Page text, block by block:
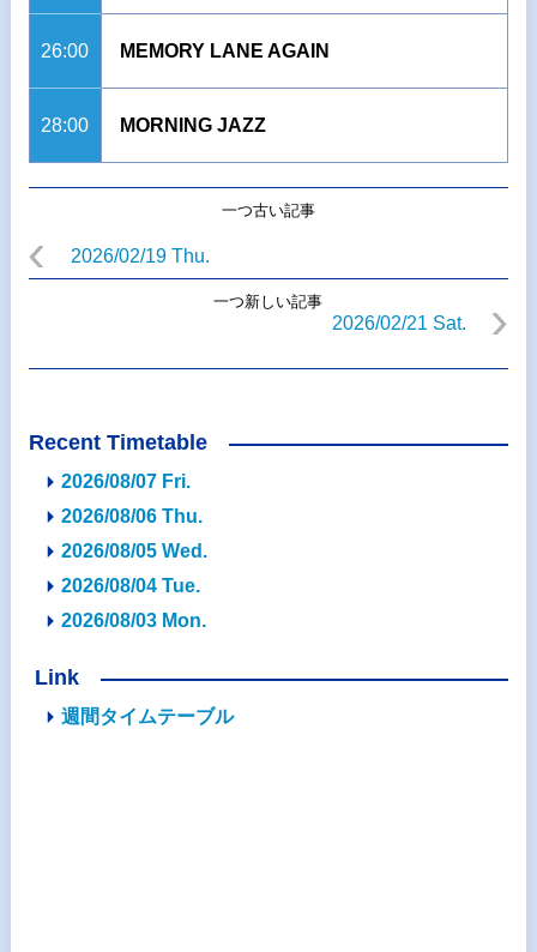
26:00 MEMORY LANE AGAIN
28:00 MORNING JAZZ
一つ古い記事
2026/02/19 Thu.
一つ新しい記事
2026/02/21 Sat.
Recent Timetable
2026/08/07 Fri.
2026/08/06 Thu.
2026/08/05 Wed.
2026/08/04 Tue.
2026/08/03 Mon.
Link
週間タイムテーブル